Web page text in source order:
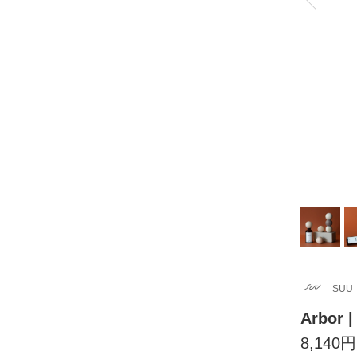
SUU
Arbor
8,140円